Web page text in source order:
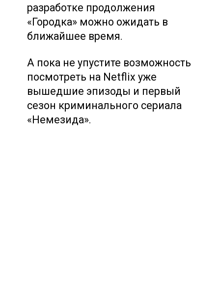
разработке продолжения
«Городка» можно ожидать в
ближайшее время.
А пока не упустите возможность
посмотреть на Netflix уже
вышедшие эпизоды и первый
сезон криминального сериала
«Немезида».